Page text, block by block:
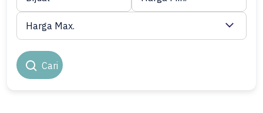
Cari
Harga Max.